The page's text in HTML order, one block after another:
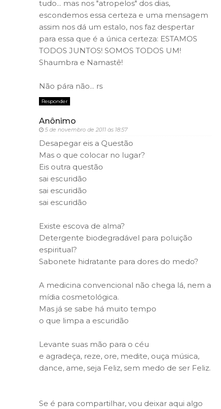
tudo... mas nos "atropelos" dos dias,
escondemos essa certeza e uma mensagem
assim nos dá um estalo, nos faz despertar
para essa que é a única certeza: ESTAMOS
TODOS JUNTOS! SOMOS TODOS UM!
Shaumbra e Namastê!
Não pára não... rs
Responder
Anônimo
5 de novembro de 2011 às 18:57
Desapegar eis a Questão
Mas o que colocar no lugar?
Eis outra questão
sai escuridão
sai escuridão
sai escuridão
Existe escova de alma?
Detergente biodegradável para poluição
espiritual?
Sabonete hidratante para dores do medo?
A medicina convencional não chega lá, nem a
mídia cosmetológica.
Mas já se sabe há muito tempo
o que limpa a escuridão
Levante suas mão para o céu
e agradeça, reze, ore, medite, ouça música,
dance, ame, seja Feliz, sem medo de ser Feliz.
Se é para compartilhar, vou deixar aqui algo